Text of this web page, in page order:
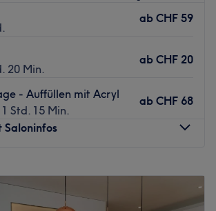
man schnell, dass sich hier alles rund um
Bei der Stammkundschaft ist der
sehr geschätzt! Deinem
Erlebnis steht nichts mehr im Weg!
Sie. Ihr Nailin Team
Zurück zur Salonansicht
ab CHF 59
20 Min.
ab CHF 20
- Auffüllen mit Acryl
Std. 15 Min.
ab CHF 68
Saloninfos